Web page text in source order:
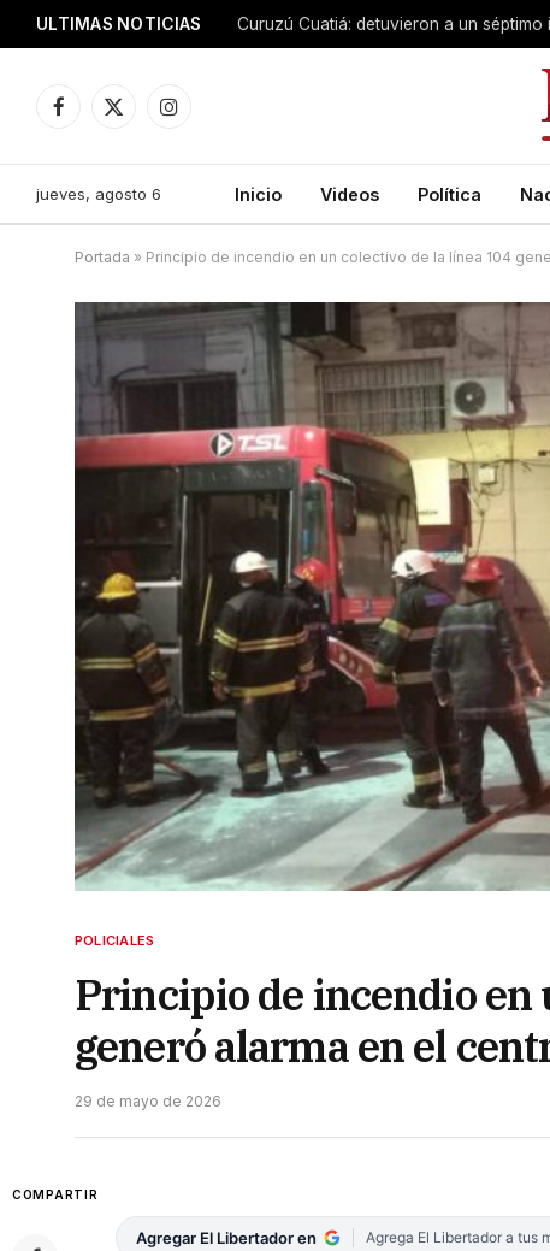
ULTIMAS NOTICIAS
Facebook
X
Instagram
jueves, agosto 6 Inicio Videos Política
Portada » Principio de incendio en un colectivo de la línea 104
POLICIALES
Principio de incendio en
generó alarma en el
29 de mayo de 2026
COMPARTIR
Agregar El Libertador en Agrega El Libertador a tus